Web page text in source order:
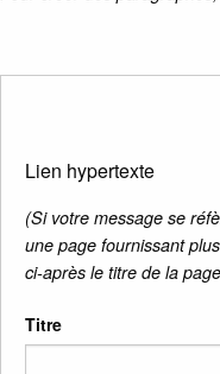
Lien hypertexte
(Si votre message se
une page fournissant
ci-après le titre de la
Titre